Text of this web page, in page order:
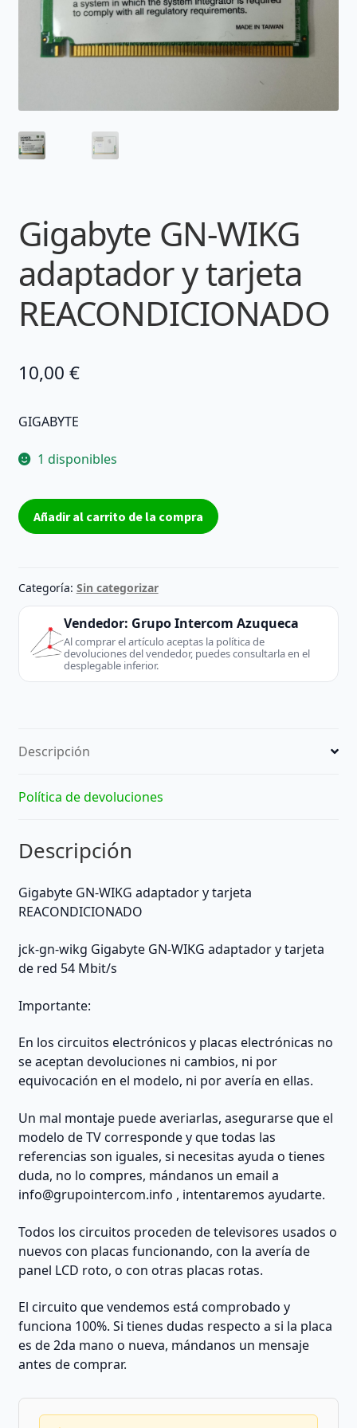
Gigabyte GN-WIKG
adaptador y tarjeta
REACONDICIONADO
10,00 €
GIGABYTE
1 disponibles
Gigabyte
GN-
y
tarjeta
REACONDICIONADO
cantidad
Añadir al carrito de la compra
Categoría: Sin categorizar
Vendedor: Grupo Intercom Azuqueca
Al comprar el artículo aceptas la política de
devoluciones del vendedor, puedes consultarla en el
desplegable inferior.
Descripción
Política de devoluciones
Descripción
Gigabyte GN-WIKG adaptador y tarjeta
REACONDICIONADO
jck-gn-wikg Gigabyte GN-WIKG adaptador y tarjeta
de red 54 Mbit/s
Importante:
En los circuitos electrónicos y placas electrónicas no
se aceptan devoluciones ni cambios, ni por
equivocación en el modelo, ni por avería en ellas.
Un mal montaje puede averiarlas, asegurarse que el
modelo de TV corresponde y que todas las
referencias son iguales, si necesitas ayuda o tienes
duda, no lo compres, mándanos un email a
info@grupointercom.info , intentaremos ayudarte.
Todos los circuitos proceden de televisores usados o
nuevos con placas funcionando, con la avería de
panel LCD roto, o con otras placas rotas.
El circuito que vendemos está comprobado y
funciona 100%. Si tienes dudas respecto a si la placa
es de 2da mano o nueva, mándanos un mensaje
antes de comprar.